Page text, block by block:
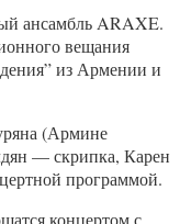
ансамбль ARAXE.
вещания
из Армении и
(Армине
— скрипка, Карен
программой.
концертом с